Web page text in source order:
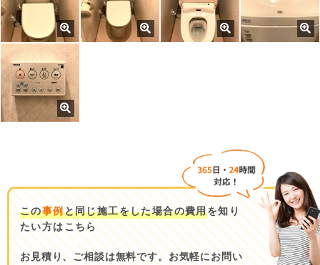
この事例と同じ施工をした場合の費用を知り
たい方はこちら
お見積り、ご相談は無料です。お気軽にお問い